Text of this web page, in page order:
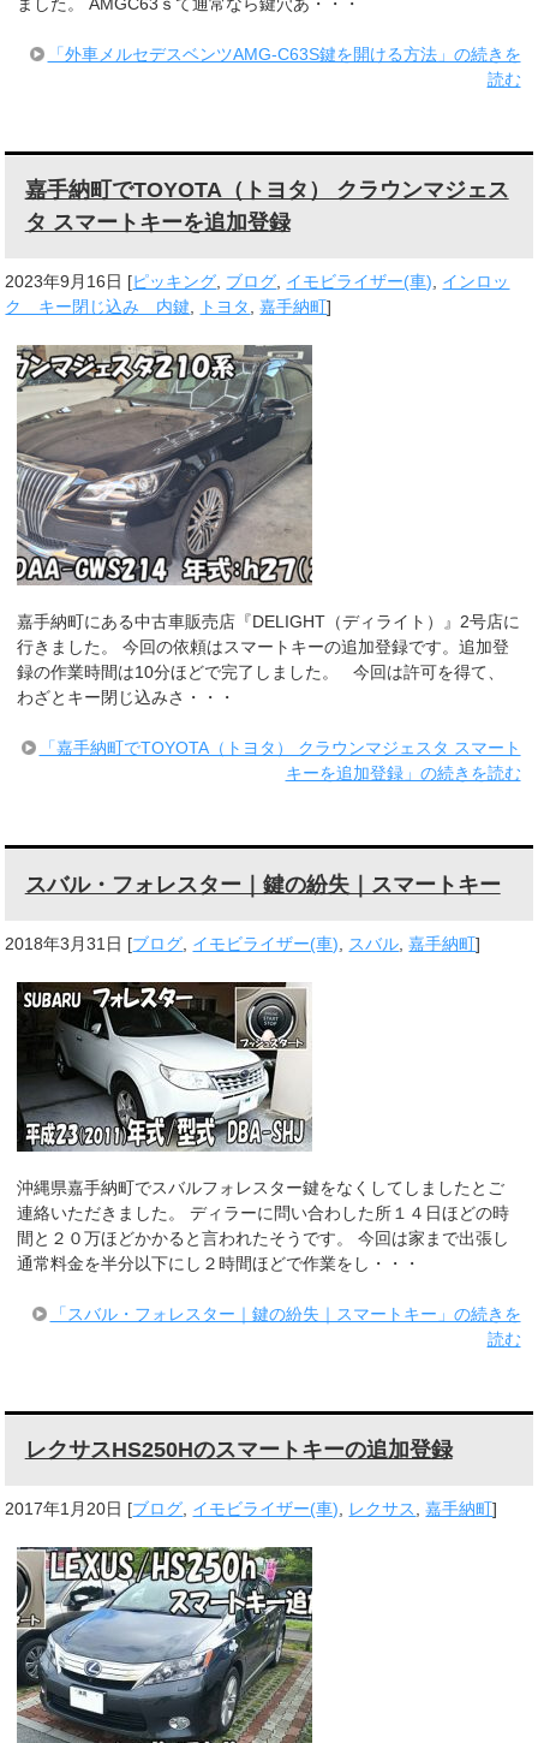
「外車メルセデスベンツAMG-C63S鍵を開ける方法」の続きを
読む
嘉手納町でTOYOTA（トヨタ） クラウンマジェス
タ スマートキーを追加登録
2023年9月16日 [ピッキング, ブログ, イモビライザー(車), インロッ
ク キー閉じ込み 内鍵, トヨタ,嘉手納町]
嘉手納町にある中古車販売店『DELIGHT（ディライト）』2号店に
行きました。 今回の依頼はスマートキーの追加登録です。追加登
録の作業時間は10分ほどで完了しました。 今回は許可を得て、
わざとキー閉じ込みさ・・・
「嘉手納町でTOYOTA（トヨタ） クラウンマジェスタ スマート
キーを追加登録」の続きを読む
スバル・フォレスター｜鍵の紛失｜スマートキー
2018年3月31日 [ブログ イモビライザー(車) スバル ,嘉手納町]
沖縄県嘉手納町でスバルフォレスター鍵をなくしてしましたとご
連絡いただきました。 ディラーに問い合わした所１４日ほどの時
間と２０万ほどかかると言われたそうです。 今回は家まで出張し
通常料金を半分以下にし２時間ほどで作業をし・・・
「スバル・フォレスター｜鍵の紛失｜スマートキー」の続きを
読む
レクサスHS250Hのスマートキーの追加登録
2017年1月20日 [ブログ, イモビライザー(車), レクサス,嘉手納町]